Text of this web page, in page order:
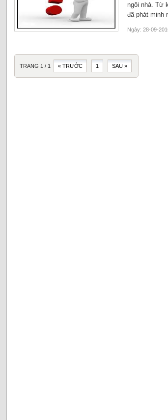
ngôi nhà. Từ
đã phát minh
Ngày: 28-09-
TRANG 1 / 1 « TRƯỚC 1 SAU »